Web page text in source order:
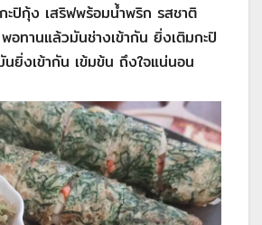
ะปิกุ้ง เสริฟพร้อมน้ำพริก รสชาติ
อทานแล้วมันช่างเข้ากัน ยิ่งเติมกะปิ
นยิ่งเข้ากัน เข้มข้น ถึงใจแน่นอน